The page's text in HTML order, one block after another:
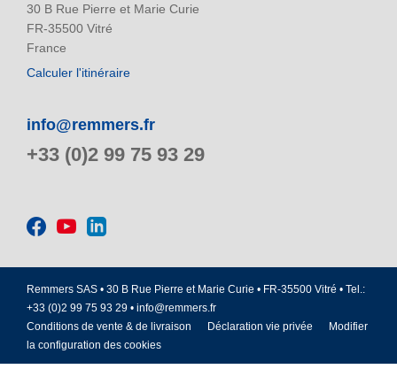
30 B Rue Pierre et Marie Curie
FR-35500 Vitré
France
Calculer l'itinéraire
info@remmers.fr
+33 (0)2 99 75 93 29
Remmers SAS • 30 B Rue Pierre et Marie Curie • FR-35500 Vitré • Tel.:
+33 (0)2 99 75 93 29 • info@remmers.fr
Conditions de vente & de livraison
Déclaration vie privée
Modifier
la configuration des cookies